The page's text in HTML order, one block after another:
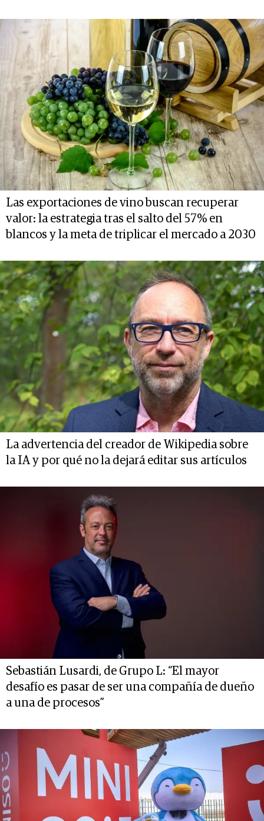
Las exportaciones de vino buscan recuperar
valor: la estrategia tras el salto del 57% en
blancos y la meta de triplicar el mercado a 2030
La advertencia del creador de Wikipedia sobre
la IA y por qué no la dejará editar sus artículos
Sebastián Lusardi, de Grupo L: “El mayor
desafío es pasar de ser una compañía de dueño
a una de procesos”